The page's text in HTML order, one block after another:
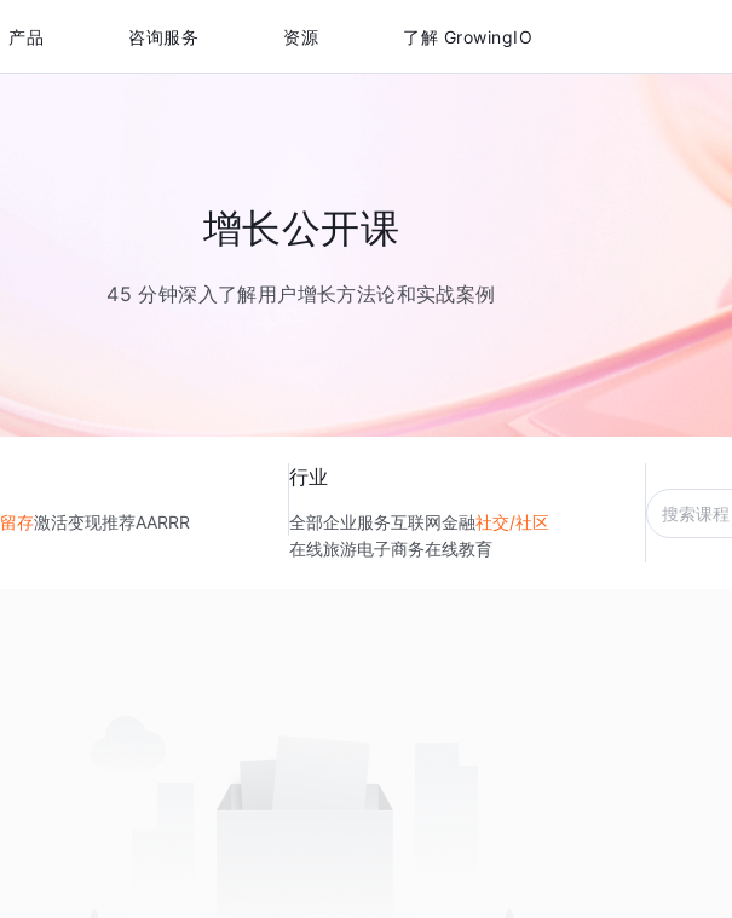
产品 咨询服务 资源 了解 GrowingIO
增长公开课
45 分钟深入了解用户增长方法论和实战案例
留存激活变现推荐AARRR
行业
全部企业服务互联网金融社交/社区
在线旅游电子商务在线教育